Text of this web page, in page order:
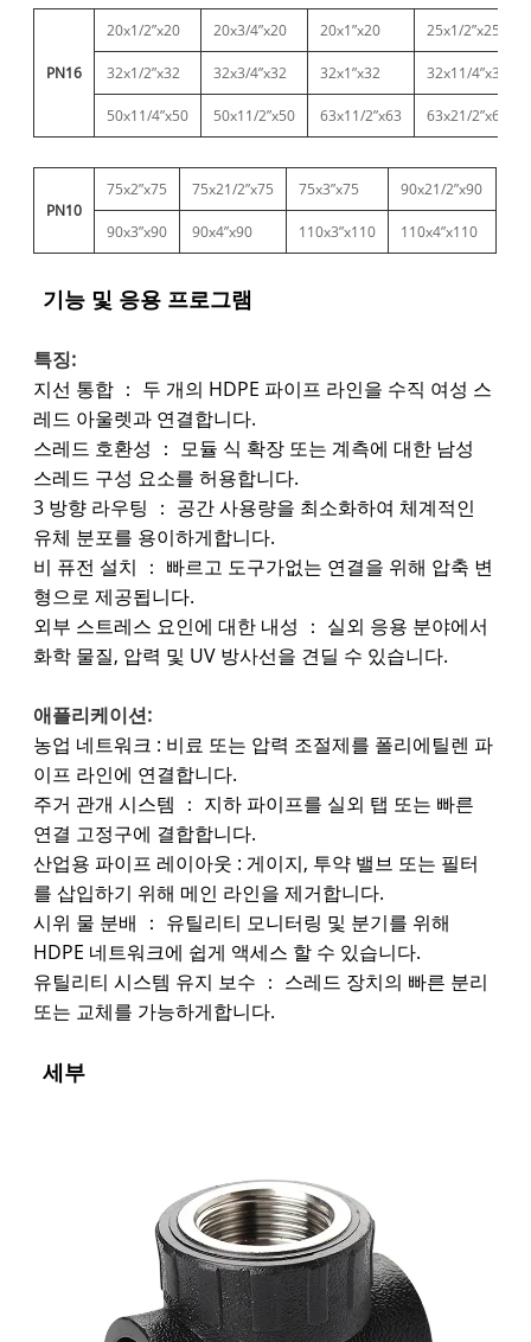
PN16
20x1/2”x20 20x3/4”x20 20x1”x20 25x1/2”x25
32x1/2”x32 32x3/4”x32 32x1”x32 32x11/4”x32
50x11/4”x50 50x11/2”x50 63x11/2”x63 63x21/2”x63
PN10
75x2”x75 75x21/2”x75 75x3”x75 90x21/2”x90
90x3”x90 90x4”x90 110x3”x110 110x4”x110
기능 및 응용 프로그램
특징:
지선 통합 ： 두 개의 HDPE 파이프 라인을 수직 여성 스
레드 아울렛과 연결합니다.
스레드 호환성 ： 모듈 식 확장 또는 계측에 대한 남성
스레드 구성 요소를 허용합니다.
3 방향 라우팅 ： 공간 사용량을 최소화하여 체계적인
유체 분포를 용이하게합니다.
비 퓨전 설치 ： 빠르고 도구가없는 연결을 위해 압축 변
형으로 제공됩니다.
외부 스트레스 요인에 대한 내성 ： 실외 응용 분야에서
화학 물질, 압력 및 UV 방사선을 견딜 수 있습니다.
애플리케이션:
농업 네트워크 : 비료 또는 압력 조절제를 폴리에틸렌 파
이프 라인에 연결합니다.
주거 관개 시스템 ： 지하 파이프를 실외 탭 또는 빠른
연결 고정구에 결합합니다.
산업용 파이프 레이아웃 : 게이지, 투약 밸브 또는 필터
를 삽입하기 위해 메인 라인을 제거합니다.
시위 물 분배 ： 유틸리티 모니터링 및 분기를 위해
HDPE 네트워크에 쉽게 액세스 할 수 있습니다.
유틸리티 시스템 유지 보수 ： 스레드 장치의 빠른 분리
또는 교체를 가능하게합니다.
세부